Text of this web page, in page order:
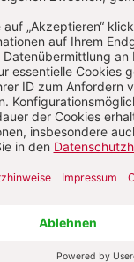
2026
: 2026
Zum Heft